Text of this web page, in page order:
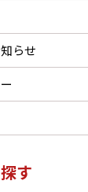
らせ
す